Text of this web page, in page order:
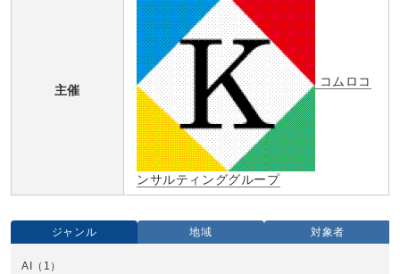
主催
コムロコ
ンサルティンググループ
ジャンル 地域 対象者
AI （1）